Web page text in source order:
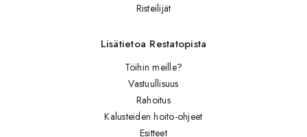
Risteilijät
Lisätietoa Restatopista
Töihin meille?
Vastuullisuus
Rahoitus
Kalusteiden hoito-ohjeet
Esitteet